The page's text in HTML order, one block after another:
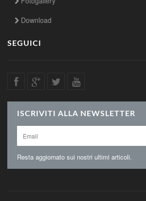
Download
SEGUICI
ISCRIVITI ALLA NEWSLETTER
Resta aggiornato sui nostri ultimi articoli.